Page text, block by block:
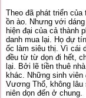
Theo đã phát triển
ồn ào. Nhưng với
hiện đại của cả thành
danh mua lại. Họ dự
ốc làm siêu thị. Vì cái
đều từ từ dọn đi hết,
lại. Bởi lẽ tiền thuê
khác. Những sinh
Vương Thổ, không lâu
niên dọn đến ở chung.